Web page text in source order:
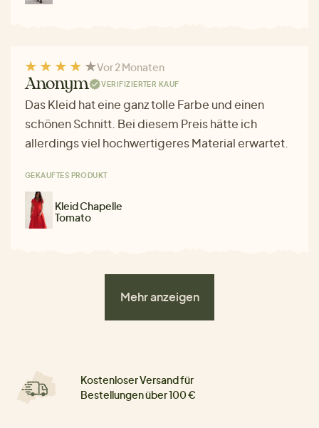
Vor 2 Monaten
Anonym VERIFIZIERTER KAUF
Das Kleid hat eine ganz tolle Farbe und einen
schönen Schnitt. Bei diesem Preis hätte ich
allerdings viel hochwertigeres Material erwartet.
GEKAUFTES PRODUKT
Kleid Chapelle
Tomato
Mehr anzeigen
Kostenloser Versand für
Bestellungen über 100 €